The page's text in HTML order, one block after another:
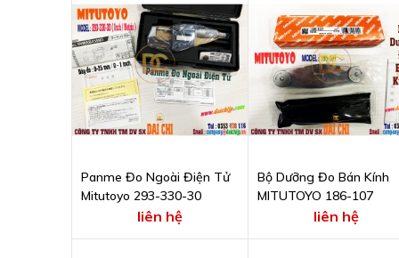
Panme Đo Ngoài Điện Tử
Mitutoyo 293-330-30
liên hệ
Bộ Dưỡng Đo Bán Kính
MITUTOYO 186-107
liên hệ